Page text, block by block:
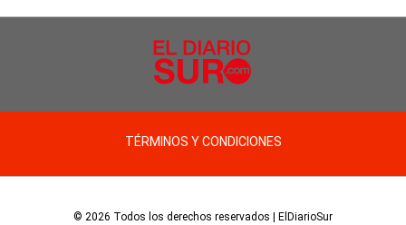
TÉRMINOS Y CONDICIONES
© 2026 Todos los derechos reservados | ElDiarioSur